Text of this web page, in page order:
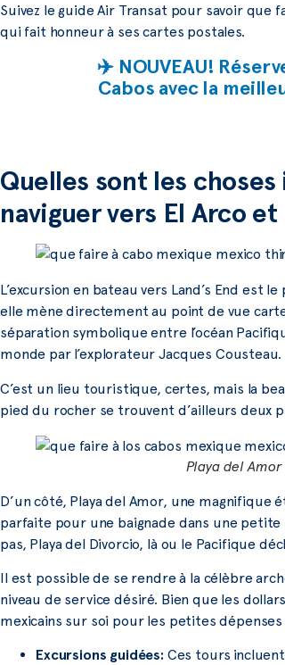
Suivez le guide Air Transat pour savoir que
qui fait honneur à ses cartes postales.
✈️ NOUVEAU!
Cabos avec la
Quelles sont les
naviguer vers El Arco et
L’excursion en bateau vers Land’s End est
elle mène directement au point de vue
séparation symbolique entre l’océan
monde par l’explorateur Jacques Cousteau.
C’est un lieu touristique, certes, mais la
pied du rocher se trouvent d’ailleurs deux
Playa del Amor
D’un côté, Playa del Amor, une
parfaite pour une baignade dans une
pas, Playa del Divorcio, là ou le Pacifique
Il est possible de se rendre à la célèbre
niveau de service désiré. Bien que les
mexicains sur soi pour les petites
Excursions guidées: Ces tours